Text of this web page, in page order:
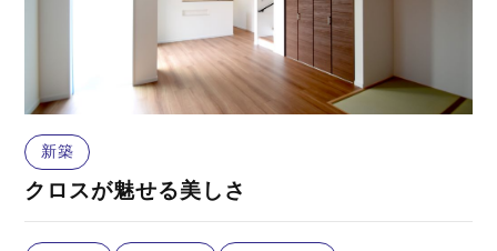
新築
クロスが魅せる美しさ